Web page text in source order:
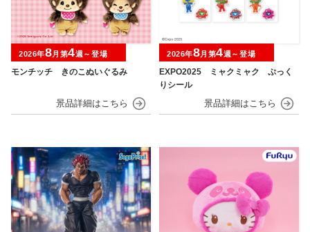
モンチッチ きのこぬいぐるみ
2026年8月第4週～登場
EXPO2025 ミャクミャク ぷっく
りシール
2026年8月第4週～登場